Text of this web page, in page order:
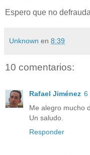
Espero que no
Unknown en 8:39
10 comentarios:
Rafael Jiménez 6
Me alegro mucho
Un saludo.
Responder